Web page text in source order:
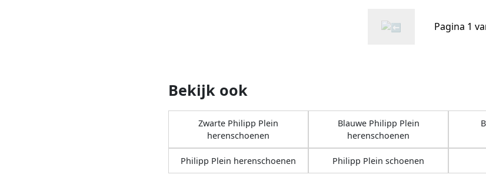
Pagina 1
Bekijk ook
Zwarte Philipp Plein
herenschoenen
Blauwe Philipp Plein
herenschoenen
Philipp Plein herenschoenen Philipp Plein schoenen